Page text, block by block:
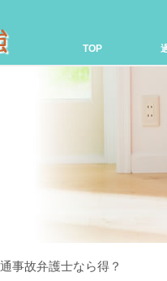
TOP
事故弁護士なら得？